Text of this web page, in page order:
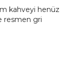
kahveyi henüz
resmen gri
şey